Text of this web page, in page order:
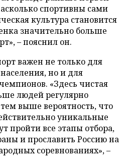
спортивны сами
культура становится
значительно больше
– пояснил он.
важен не только для
но и для
«Здесь чистая
людей регулярно
выше вероятность, что
уникальные
пройти все этапы отбора,
и прославить Россию на
соревнованиях», –